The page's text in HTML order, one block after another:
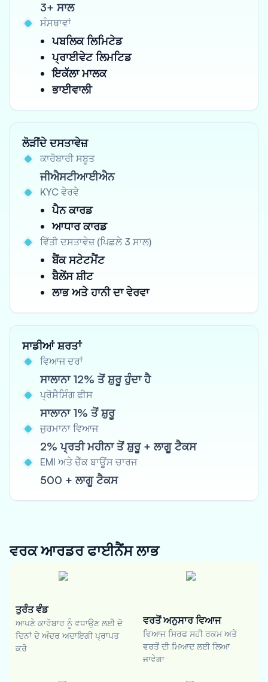
3+ ਸਾਲ
ਸੰਸਥਾਵਾਂ
ਪਬਲਿਕ ਲਿਮਿਟੇਡ
ਪ੍ਰਾਈਵੇਟ ਲਿਮਟਿਡ
ਇਕੱਲਾ ਮਾਲਕ
ਭਾਈਵਾਲੀ
ਲੋੜੀਂਦੇ ਦਸਤਾਵੇਜ਼
ਕਾਰੋਬਾਰੀ ਸਬੂਤ
ਜੀਐਸਟੀਆਈਐਨ
KYC ਵੇਰਵੇ
ਪੈਨ ਕਾਰਡ
ਆਧਾਰ ਕਾਰਡ
ਵਿੱਤੀ ਦਸਤਾਵੇਜ਼ (ਪਿਛਲੇ 3 ਸਾਲ)
ਬੈਂਕ ਸਟੇਟਮੈਂਟ
ਬੈਲੇਂਸ ਸ਼ੀਟ
ਲਾਭ ਅਤੇ ਹਾਨੀ ਦਾ ਵੇਰਵਾ
ਸਾਡੀਆਂ ਸ਼ਰਤਾਂ
ਵਿਆਜ ਦਰਾਂ
ਸਾਲਾਨਾ 12% ਤੋਂ ਸ਼ੁਰੂ ਹੁੰਦਾ ਹੈ
ਪ੍ਰੋਸੈਸਿੰਗ ਫੀਸ
ਸਾਲਾਨਾ 1% ਤੋਂ ਸ਼ੁਰੂ
ਜੁਰਮਾਨਾ ਵਿਆਜ
2% ਪ੍ਰਤੀ ਮਹੀਨਾ ਤੋਂ ਸ਼ੁਰੂ + ਲਾਗੂ ਟੈਕਸ
EMI ਅਤੇ ਚੈੱਕ ਬਾਊਂਸ ਚਾਰਜ
500 + ਲਾਗੂ ਟੈਕਸ
ਵਰਕ ਆਰਡਰ ਫਾਈਨੈਂਸਲਾਭ
ਤੁਰੰਤ ਵੰਡ
ਆਪਣੇ ਕਾਰੋਬਾਰ ਨੂੰ ਵਧਾਉਣ ਲਈ ਦੋ
ਦਿਨਾਂ ਦੇ ਅੰਦਰ ਅਦਾਇਗੀ ਪ੍ਰਾਪਤ
ਕਰੋ
ਵਰਤੋਂ ਅਨੁਸਾਰ ਵਿਆਜ
ਵਿਆਜ ਸਿਰਫ ਸਹੀ ਰਕਮ ਅਤੇ
ਵਰਤੋਂ ਦੀ ਮਿਆਦ ਲਈ ਲਿਆ
ਜਾਵੇਗਾ